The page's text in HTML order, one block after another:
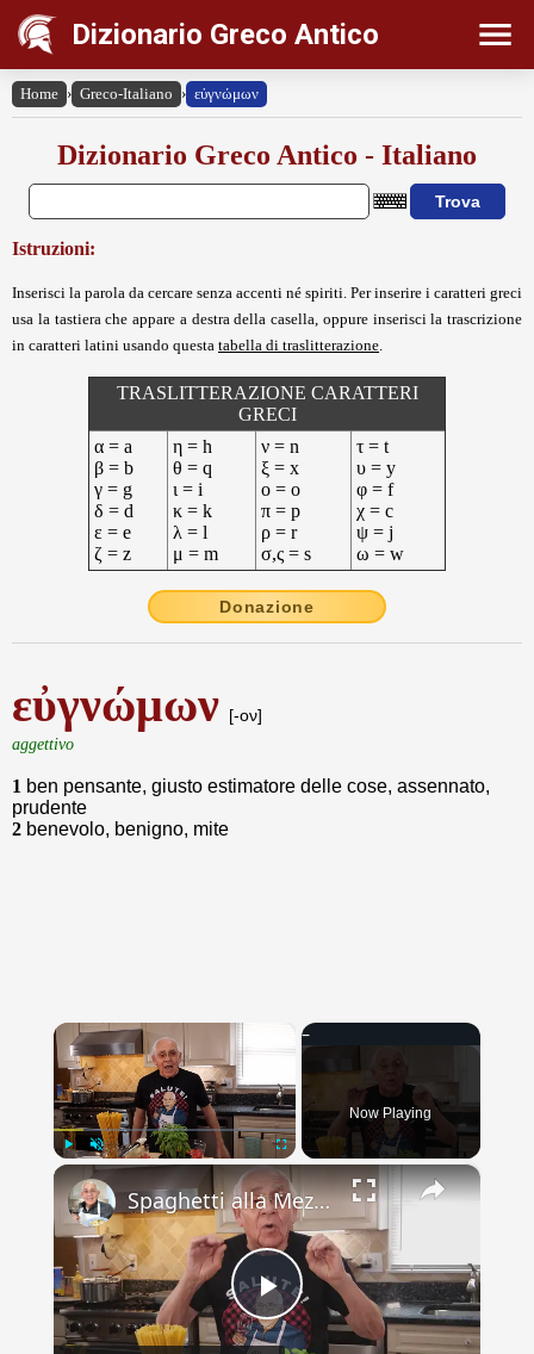
Dizionario Greco Antico
Home › Greco-Italiano › εὐγνώμων
Dizionario Greco Antico - Italiano
Istruzioni:
Inserisci la parola da cercare senza accenti né spiriti. Per inserire i caratteri greci
usa la tastiera che appare a destra della casella, oppure inserisci la trascrizione
in caratteri latini usando questa tabella di traslitterazione
TRASLITTERAZIONE CARATTERI
GRECI
α = a
β = b
γ = g
δ = d
ε = e
ζ = z
η = h
θ = q
ι = i
κ = k
λ = l
μ = m
ν = n
ξ = x
ο = o
π = p
ρ = r
σ,ς = s
τ = t
υ = y
φ = f
χ = c
ψ = j
ω = w
Donazione
εὐγνώμων [-ον]
aggettivo
1 ben pensante, giusto estimatore delle cose, assennato,
prudente
2 benevolo, benigno, mite
Unmute
Now Playing
×
Play
Spaghetti alla Mezzanotte Recipe